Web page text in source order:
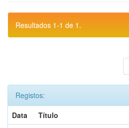
Resultados 1-1 de 1.
Registos:
Data
Título